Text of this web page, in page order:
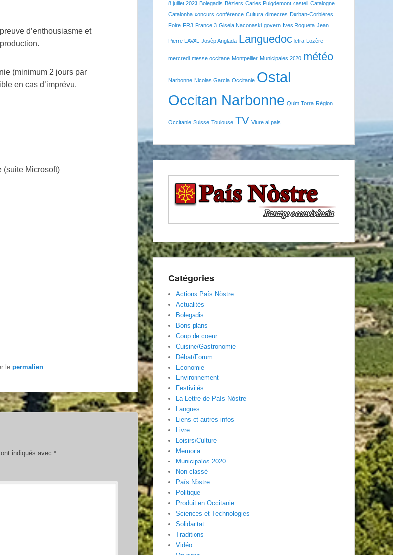
d’enthousiasme et
(minimum 2 jours par
en cas d’imprévu.
(suite Microsoft)
le permalien
indiqués avec *
8 juillet 2023 Bolegadis Béziers Carles Puigdemont castell Catalogne
Catalonha concurs conférence Cultura dimecres Durban-Corbières
Foire FR3 France 3 Gisela Naconaski govern Ives Roqueta Jean
Pierre LAVAL Josèp Anglada Languedoc letra Lozère
mercredi messe occitane Montpellier Municipales 2020 météo
Narbonne Nicolas Garcia Occitanie Ostal
Occitan Narbonne Quim Torra Région
Occitanie Suisse Toulouse TV Viure al pais
Catégories
Actions País Nòstre
Actualités
Bolegadis
Bons plans
Coup de coeur
Cuisine/Gastronomie
Débat/Forum
Economie
Environnement
Festivités
La Lettre de País Nòstre
Langues
Liens et autres infos
Livre
Loisirs/Culture
Memoria
Municipales 2020
Non classé
País Nòstre
Politique
Produit en Occitanie
Sciences et Technologies
Solidaritat
Traditions
Vidéo